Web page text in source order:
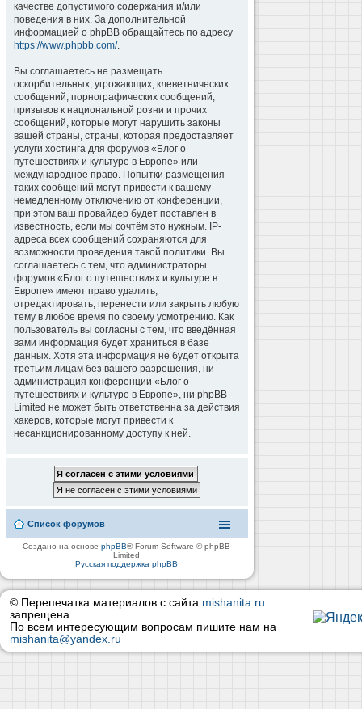
качестве допустимого содержания и/или
поведения в них. За дополнительной
информацией о phpBB обращайтесь по адресу
https://www.phpbb.com/.
Вы соглашаетесь не размещать
оскорбительных, угрожающих, клеветнических
сообщений, порнографических сообщений,
призывов к национальной розни и прочих
сообщений, которые могут нарушить законы
вашей страны, страны, которая предоставляет
услуги хостинга для форумов «Блог о
путешествиях и культуре в Европе» или
международное право. Попытки размещения
таких сообщений могут привести к вашему
немедленному отключению от конференции,
при этом ваш провайдер будет поставлен в
известность, если мы сочтём это нужным. IP-
адреса всех сообщений сохраняются для
возможности проведения такой политики. Вы
соглашаетесь с тем, что администраторы
форумов «Блог о путешествиях и культуре в
Европе» имеют право удалить,
отредактировать, перенести или закрыть любую
тему в любое время по своему усмотрению. Как
пользователь вы согласны с тем, что введённая
вами информация будет храниться в базе
данных. Хотя эта информация не будет открыта
третьим лицам без вашего разрешения, ни
администрация конференции «Блог о
путешествиях и культуре в Европе», ни phpBB
Limited не может быть ответственна за действия
хакеров, которые могут привести к
несанкционированному доступу к ней.
Список форумов
Создано на основеphpBB® Forum Software © phpBB
Limited
Русская поддержка phpBB
© Перепечатка материалов с сайта mishanita.ru
запрещена
По всем интересующим вопросам пишите нам на
mishanita@yandex.ru